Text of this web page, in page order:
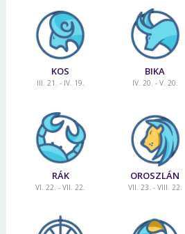
KOS
III. 21. - IV. 19.
BIKA
IV. 20. - V. 20.
RÁK
VI. 22. - VII. 22.
OROSZLÁN
VII. 23. - VIII. 22.